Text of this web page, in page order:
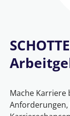
Mache Karriere